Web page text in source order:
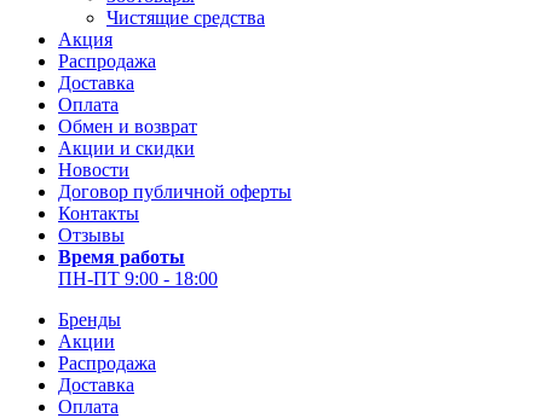
Чистящие средства
Акция
Распродажа
Доставка
Оплата
Обмен и возврат
Акции и скидки
Новости
Договор публичной оферты
Контакты
Отзывы
Время работы
ПН-ПТ 9:00 - 18:00
Бренды
Акции
Распродажа
Доставка
Оплата